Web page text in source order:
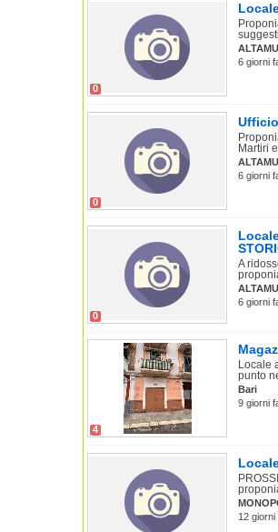
0
6 giorni
0
Martiri
6 giorni
0
A
6 giorni
4
Locale
punto
Bari
9 giorni
12